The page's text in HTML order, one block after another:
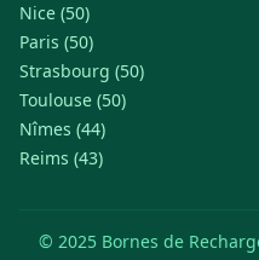
Nice (50)
Paris (50)
Strasbourg (50)
Toulouse (50)
Nîmes (44)
Reims (43)
© 2025 Bornes de